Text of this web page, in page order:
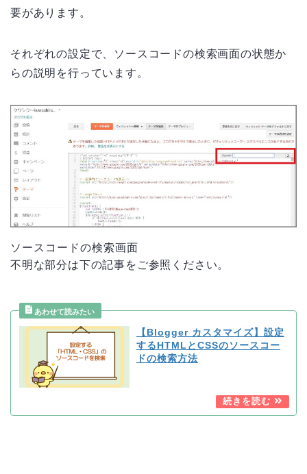
要があります。
それぞれの設定で、ソースコードの検索画面の状態か
らの説明を行っています。
ソースコードの検索画面
不明な部分は下の記事をご参照ください。
【Blogger カスタマイズ】設定
するHTMLとCSSのソースコー
ドの検索方法